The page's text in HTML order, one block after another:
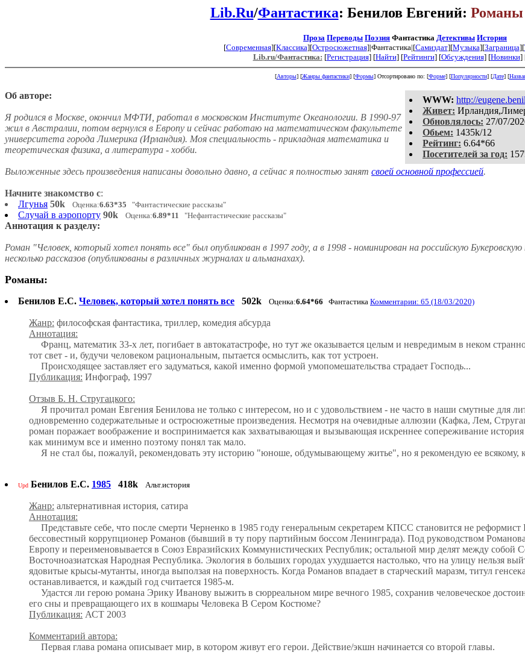
Lib.Ru/Фантастика: Бенилов Евгений: Романы
Проза Переводы Поэзия Фантастика Детективы История
[Современная][Классика][Остросюжетная]|Фантастика|[Самиздат][Музыка][Заграница][
Lib.ru/Фантастика: [Регистрация] [Найти] [Рейтинги] [Обсуждения] [Новинки]
[Авторы] [Жанры фантастики] [Формы] Отсортировано по: [Форме] [Популярности] [Дате] [
WWW: http://
Живет:
Обновлялось: 27/07/
Обьем: 1435k/12
Рейтинг: 6.64*66
Посетителей за год:
Об авторе:
Я родился в Москве, окончил МФТИ, работал в московском Институте Океанологии. В 1990-97
жил в Австралии, потом вернулся в Европу и сейчас работаю на математическом факультете
университета города Лимерика (Ирландия). Моя специальность - прикладная математика и
теоретическая физика, а литература - хобби.
Выложенные здесь произведения написаны довольно давно, а сейчас я полностью занят своей основной профессией.
Начните знакомство с:
Лгунья 50k Оценка:6.63*35 "Фантастические рассказы"
Случай в аэропорту 90k Оценка:6.89*11 "Нефантастические рассказы"
Аннотация к разделу:
Роман "Человек, который хотел понять все" был опубликован в 1997 году, а в 1998 - номинирован на российскую
несколько рассказов (опубликованы в различных журналах и альманахах).
Романы:
Бенилов Е.С. Человек, который хотел понять все 502k Оценка:6.64*66 Фантастика Комментарии: 65 (18/03/2020)
Жанр: философская фантастика, триллер, комедия абсурда
Аннотация:
Франц, математик 33-х лет, погибает в автокатастрофе, но тут же оказывается целым и невредимым в неком
тот свет - и, будучи человеком рациональным, пытается осмыслить, как тот устроен.
Происходящее заставляет его задуматься, какой именно формой умопомешательства страдает Господь...
Публикация: Инфограф, 1997
Отзыв Б. Н. Стругацкого:
Я прочитал роман Евгения Бенилова не только с интересом, но и с удовольствием - не часто в наши смутные для
одновременно содержательные и остросюжетные произведения. Несмотря на очевидные аллюзии (Кафка, Лем,
роман поражает воображение и воспринимается как захватывающая и вызывающая искреннее сопереживание история
как минимум все и именно поэтому понял так мало.
Я не стал бы, пожалуй, рекомендовать эту историю "юноше, обдумывающему житье", но я рекомендую ее всякому,
Upd Бенилов Е.С. 1985 418k Альт.история
Жанр: альтернативная история, сатира
Аннотация:
Представьте себе, что после смерти Черненко в 1985 году генеральным секретарем КПСС становится не
бессовестный коррупционер Романов (бывший в ту пору партийным боссом Ленинграда). Под руководством
Европу и переименовывается в Союз Евразийских Коммунистических Республик; остальной мир делят между
Восточноазиатская Народная Республика. Экология в больших городах ухудшается настолько, что на улицу нельзя
ядовитые крысы-мутанты, иногда выползая на поверхность. Когда Романов впадает в старческий маразм, титул
останавливается, и каждый год считается 1985-м.
Удастся ли герою романа Эрику Иванову выжить в сюрреальном мире вечного 1985, сохранив человеческое
его сны и превращающего их в кошмары Человека В Сером Костюме?
Публикация: АСТ 2003
Комментарий автора:
Первая глава романа описывает мир, в котором живут его герои. Действие/экшн начинается со второй главы.